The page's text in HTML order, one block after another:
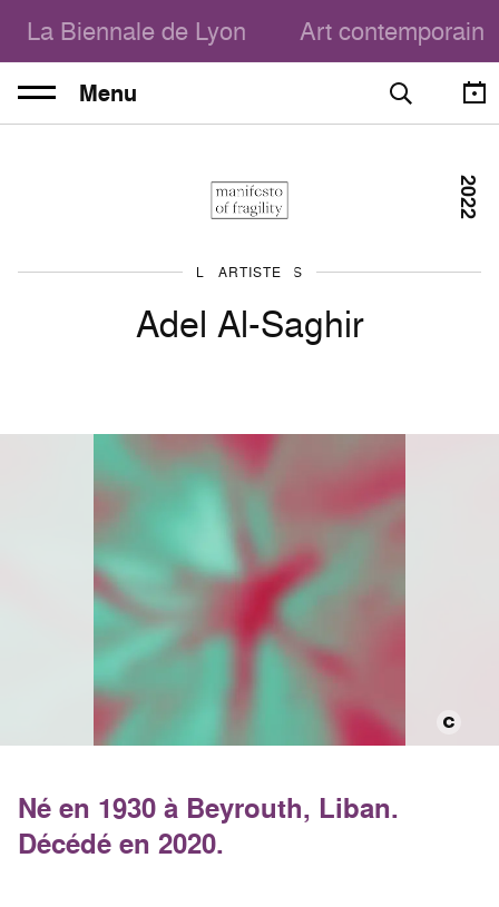
La Biennale de Lyon Art contemporain
Menu
LES ARTISTES
ARTISTE
Adel Al-Saghir
2022
Né en 1930 à Beyrouth, Liban.
Décédé en 2020.